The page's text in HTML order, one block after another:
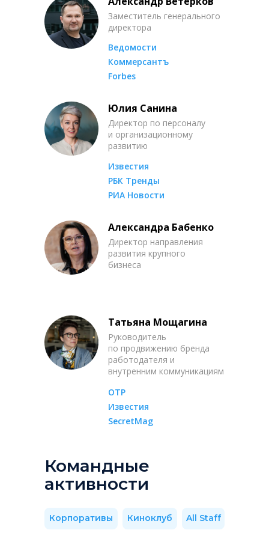
Заместитель генерального
директора
Ведомости
Коммерсантъ
Forbes
Юлия Санина
Директор по персоналу
и организационному
развитию
Известия
РБК Тренды
РИА Новости
Александра Бабенко
Директор направления
развития крупного
бизнеса
Татьяна Мощагина
Руководитель
по продвижению бренда
работодателя и
внутренним коммуникациям
ОТР
Известия
SecretMag
Командные
активности
Корпоративы Киноклуб All Staff